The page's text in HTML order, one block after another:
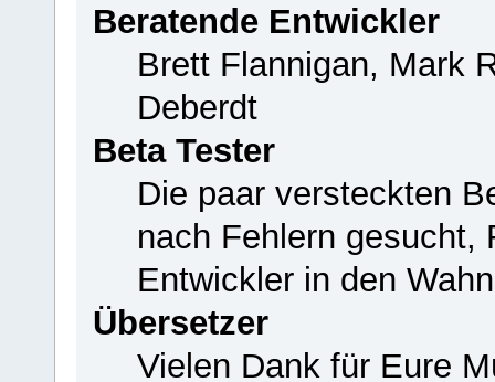
Beratende Entwickler
Brett Flannigan, Mark
Deberdt
Beta Tester
Die paar versteckten
nach Fehlern gesucht,
Entwickler in den
Übersetzer
Vielen Dank für Eure